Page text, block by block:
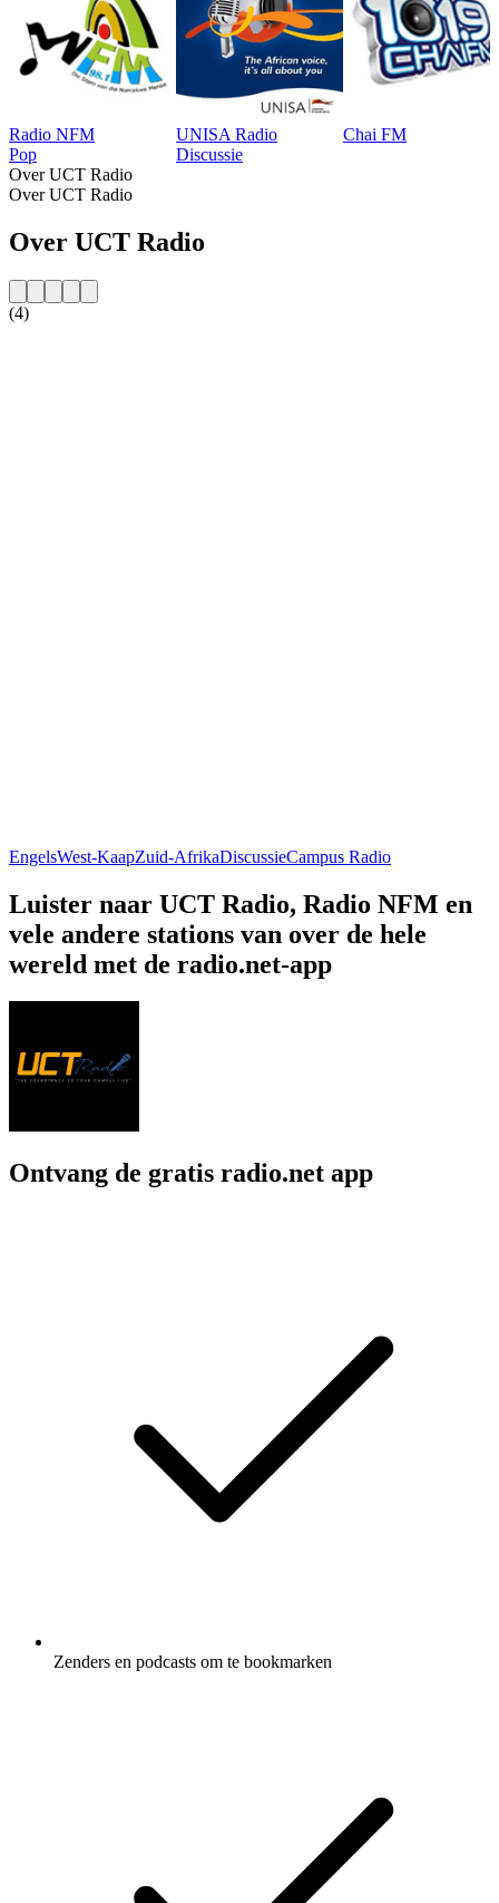
Radio NFM
Pop
UNISA Radio
Discussie
Chai FM
Over UCT Radio
Over UCT Radio
Over UCT Radio
(4)
EngelsWest-KaapZuid-AfrikaDiscussieCampus Radio
Luister naar UCT Radio, Radio NFM en
vele andere stations van over de hele
wereld met de radio.net-app
Ontvang de gratis radio.net app
Zenders en podcasts om te bookmarken